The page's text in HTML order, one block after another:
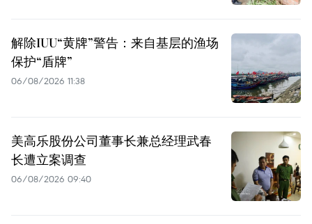
解除IUU“黄牌”警告：来自基层的渔场
保护“盾牌”
06/08/2026 11:38
美高乐股份公司董事长兼总经理武春
长遭立案调查
06/08/2026 09:40